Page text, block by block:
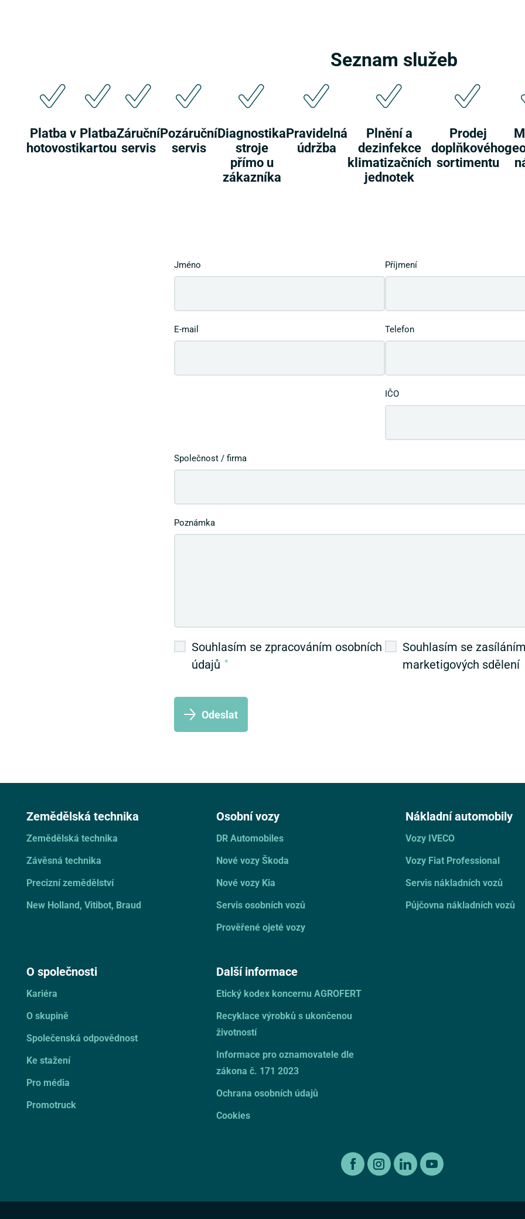
Seznam služeb
Platba v
hotovosti
Platba
kartou
Záruční
servis
Pozáruční
servis
Diagnostika
stroje
přímo u
zákazníka
Pravidelná
údržba
Plnění a
dezinfekce
klimatizačních
jednotek
Prodej
doplňkového
sortimentu
Jméno Příjmení
E-mail Telefon
IČO
Společnost / firma
Poznámka
Souhlasím se zpracováním osobních
údajů *
Souhlasím se
marketigových sdělení
Odeslat
Zemědělská technika
Zemědělská technika
Závěsná technika
Precizní zemědělství
New Holland, Vitibot, Braud
Osobní vozy
DR Automobiles
Nové vozy Škoda
Nové vozy Kia
Servis osobních vozů
Prověřené ojeté vozy
Nákladní automobily
Vozy IVECO
Vozy Fiat Professional
Servis nákladních vozů
Půjčovna nákladních vozů
O společnosti
Kariéra
O skupině
Společenská odpovědnost
Ke stažení
Pro média
Promotruck
Další informace
Etický kodex koncernu AGROFERT
Recyklace výrobků s ukončenou
životností
Informace pro oznamovatele dle
zákona č. 171 2023
Ochrana osobních údajů
Cookies